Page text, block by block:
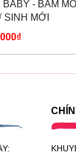
BABY - BẤM
SINH MỚI